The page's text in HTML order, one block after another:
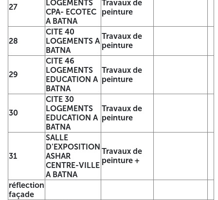
BATNA
CITE 30
LOGEMENTS
DGSN ALLES BEN
BOULAIDE A
BATNA
Travaux de
peinture
CITE 100
LOGEMENTS
EVITEMENT SUD A
BATNA
Travaux de
peinture
CITE 150 ROUT DE
BISKRA A BATNA
peinture
14
CITE 120
LOGEMENTS
METEO A BATNA
peinture
CITE 414/800
LOGEMENT A
BATNA (BLOC 01-
02-03-04-05-06-
07-08-21-22-23-
peinture
27
LOGEMENTS
CPA- ECOTEC
A BATNA
Travaux de
peinture
28
CITE 40
LOGEMENTS A
BATNA
Travaux de
peinture
29
CITE 46
LOGEMENTS
EDUCATION A
BATNA
Travaux de
peinture
30
CITE 30
LOGEMENTS
EDUCATION A
BATNA
Travaux de
peinture
31
SALLE
D'EXPOSITION
ASHAR
CENTRE-VILLE
A BATNA
Travaux de
peinture +
réflection
façade